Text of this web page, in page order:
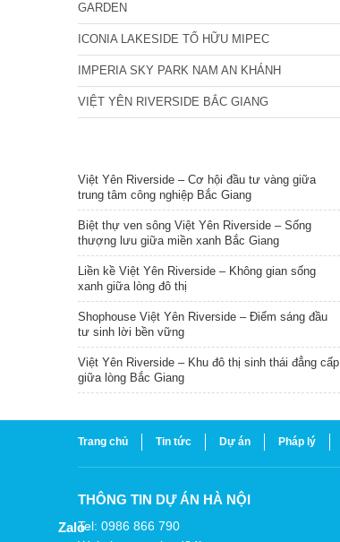
GARDEN
ICONIA LAKESIDE TỐ HỮU MIPEC
IMPERIA SKY PARK NAM AN KHÁNH
VIỆT YÊN RIVERSIDE BẮC GIANG
Việt Yên Riverside – Cơ hội đầu tư vàng giữa
trung tâm công nghiệp Bắc Giang
Biệt thự ven sông Việt Yên Riverside – Sống
thượng lưu giữa miền xanh Bắc Giang
Liền kề Việt Yên Riverside – Không gian sống
xanh giữa lòng đô thị
Shophouse Việt Yên Riverside – Điểm sáng đầu
tư sinh lời bền vững
Việt Yên Riverside – Khu đô thị sinh thái đẳng cấp
giữa lòng Bắc Giang
Trang chủ Tin tức Dự án Pháp lý
THÔNG TIN DỰ ÁN HÀ NỘI
Tel: 0986 866 790
Zalo